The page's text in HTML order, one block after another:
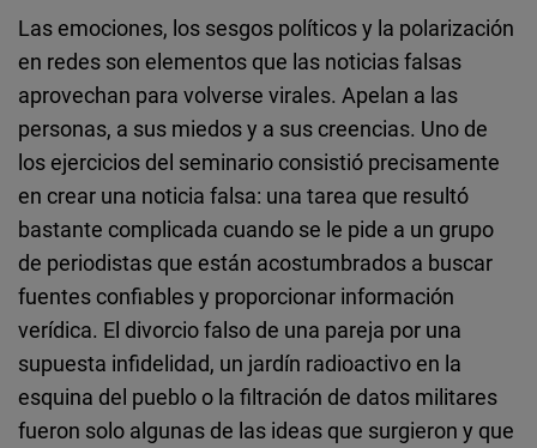
Las emociones, los sesgos políticos y la polarización
en redes son elementos que las noticias falsas
aprovechan para volverse virales. Apelan a las
personas, a sus miedos y a sus creencias. Uno de
los ejercicios del seminario consistió precisamente
en crear una noticia falsa: una tarea que resultó
bastante complicada cuando se le pide a un grupo
de periodistas que están acostumbrados a buscar
fuentes confiables y proporcionar información
verídica. El divorcio falso de una pareja por una
supuesta infidelidad, un jardín radioactivo en la
esquina del pueblo o la filtración de datos militares
fueron solo algunas de las ideas que surgieron y que